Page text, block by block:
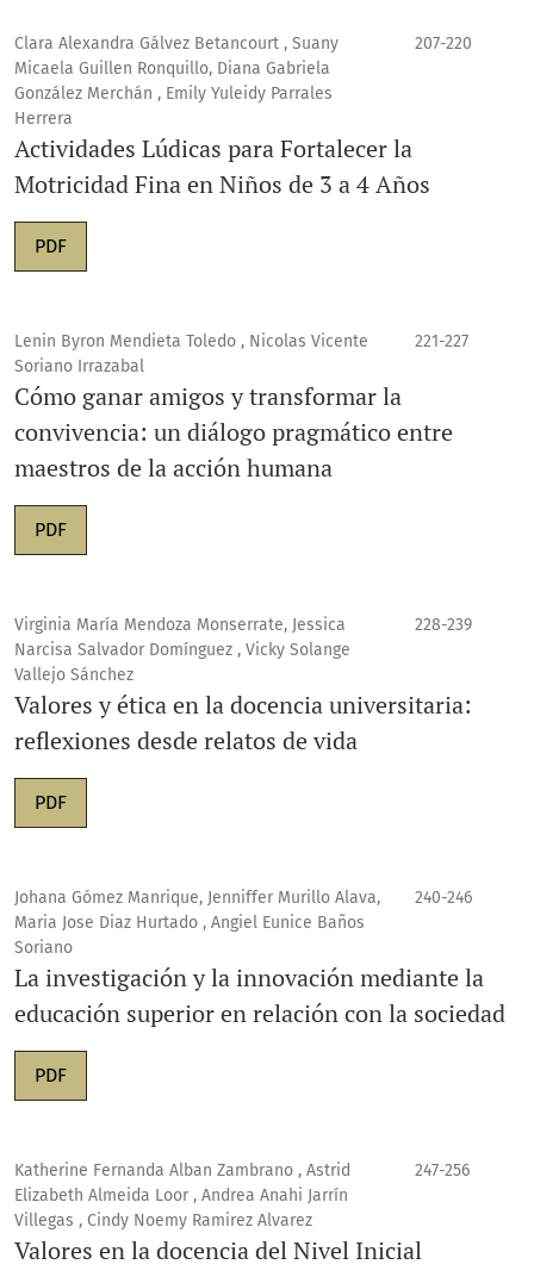
Clara Alexandra Gálvez Betancourt , Suany
Micaela Guillen Ronquillo, Diana Gabriela
González Merchán , Emily Yuleidy Parrales
Herrera
207-220
Actividades Lúdicas para Fortalecer la
Motricidad Fina en Niños de 3 a 4 Años
PDF
Lenin Byron Mendieta Toledo , Nicolas Vicente
Soriano Irrazabal
221-227
Cómo ganar amigos y transformar la
convivencia: un diálogo pragmático entre
maestros de la acción humana
PDF
Virginia María Mendoza Monserrate, Jessica
Narcisa Salvador Domínguez , Vicky Solange
Vallejo Sánchez
228-239
Valores y ética en la docencia universitaria:
reflexiones desde relatos de vida
PDF
Johana Gómez Manrique, Jenniffer Murillo Alava,
Maria Jose Diaz Hurtado , Angiel Eunice Baños
Soriano
240-246
La investigación y la innovación mediante la
educación superior en relación con la sociedad
PDF
Katherine Fernanda Alban Zambrano , Astrid
Elizabeth Almeida Loor , Andrea Anahi Jarrín
Villegas , Cindy Noemy Ramirez Alvarez
247-256
Valores en la docencia del Nivel Inicial